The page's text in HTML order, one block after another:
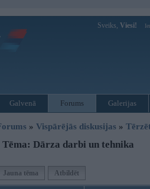
Sveiks, Viesi!
Galvenā Forums Galerijas
» Vispārējās diskusijas »
Tēma: Dārza darbi un tehnika
Jauna tēma Atbildēt